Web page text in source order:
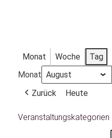
Monat Woche
Tag
Monat
Zurück
Heute
Veranstaltungskategorien